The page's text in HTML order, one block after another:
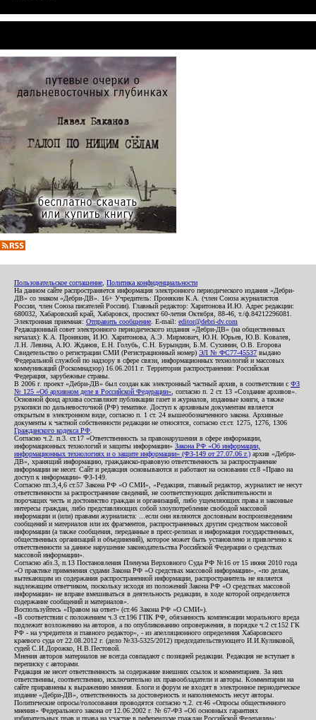
Пользовательское соглашение Политика конфиденциальности
На данном сайте распространяется информация электронного периодического издания «Дебри-
ДВ» со знаком «Дебри-ДВ». 16+ Учредитель: Пронякин К.А. (член Союза журналистов
России, член Союза писателей России). Главный редактор: Харитонова И.Ю. Адрес редакции:
680032, Хабаровский край, Хабаровск, проспект 60-летия Октября, 88-46, т./ф.84212296081.
Электронная приемная: Отправить сообщение . E-mail: editor@debri-dv.com
Редакционный совет электронного периодического издания «Дебри-ДВ» (на общественных
началах): К.А. Пронякин, И.Ю. Харитонова, А.Э. Мирмович, Ю.Н. Юрьев, Ю.В. Ковалев,
Л.Н. Левина, А.Ю. Жданов, Е.Н. Голубь, С.Н. Бурындин, Б.М. Сухинин, О.В. Егорова
Свидетельство о регистрации СМИ (Регистрационный номер) ЭЛ № ФС77-45537 выдано
Федеральной службой по надзору в сфере связи, информационных технологий и массовых
коммуникаций (Роскомнадзор) 16.06.2011 г. Территория распространения: Российская
Федерация, зарубежные страны.
В 2006 г. проект «Дебри-ДВ» был создан как электронный частный архив, в соответствии с ФЗ
№ 125 «Об архивном деле в Российской Федерации» , согласно п. 2 ст. 13 «Создание архивов».
Основной фонд архива составляют публикации газет и журналов, изданные книги, а также
рукописи по дальневосточной (РФ) тематике. Доступ к архивным документам является
открытым в электронном виде, согласно п. 1 ст. 24 вышеобозначенного закона. Архивные
документы к частной собственности редакции не относятся, согласно ст.ст. 1275, 1276, 1306
Гражданского кодекса РФ
Согласно ч.2. п.3. ст.17 «Ответственность за правонарушения в сфере информации,
информационных технологий и защиты информации» Закона РФ «Об информации,
информационных технологиях и о защите информации» (ФЗ-149 от 27.07.06 г.) архив «Дебри-
ДВ», хранящий информацию, гражданско-правовую ответственность за распространение
информации не несет. Сайт и редакция основываются и работают на основании ст.8 «Право на
доступ к информации» ФЗ-149.
Согласно пп.3,4,6 ст.57 Закона РФ «О СМИ», «Редакция, главный редактор, журналист не несут
ответственности за распространение сведений, не соответствующих действительности и
порочащих честь и достоинство граждан и организаций, либо ущемляющих права и законные
интересы граждан, либо представляющих собой злоупотребление свободой массовой
информации и (или) правами журналиста: ...если они являются дословным воспроизведением
сообщений и материалов или их фрагментов, распространенных другим средством массовой
информации (а также сообщения, переданные в пресс-релизах и информация государственных,
общественных организаций и объединений), которое может быть установлено и привлечено к
ответственности за данное нарушение законодательства Российской Федерации о средствах
массовой информации».
Согласно абз.3, п.13 Постановления Пленума Верховного Суда РФ №16 от 15 июня 2010 года
«О практике применения судами Закона РФ «О средствах массовой информации», «по делам,
вытекающим из содержания распространенной информации, распространитель не является
надлежащим ответчиком, поскольку исходя из положений Закона РФ «О средствах массовой
информации» не вправе вмешиваться в деятельность редакции, в ходе которой определяется
содержание сообщений и материалов».
Воспользуйтесь «Правом на ответ» (ст.46 Закона РФ «О СМИ»).
«В соответствии с положением ч.3 ст.196 ГПК РФ, обязанность компенсации морального вреда
подлежит возложению на авторов, а по опубликованию опровержения, в порядке ч.2 ст.152 ГК
РФ - на учредителя и главного редактор», - из апелляционного определения Хабаровского
краевого суда от 22.08.2012 г. (дело №33-5325/2012) председательствующего И.И.Куликовой,
судей С.И.Дорожко, Н.В.Пестовой.
Мнения авторов материалов не всегда совпадают с позицией редакции. Редакция не вступает в
переписку с авторами.
Редакция не несет ответственность за содержание внешних ссылок и комментариев. За них
ответственны, соответственно, исключительно их правообладатели и авторы. Комментарии на
сайте приравнены к выражению мнения. Блоги и форум не входят в электронное периодическое
издание «Дебри-ДВ», ответственность за достоверность и наполняемость несут авторы.
Политические опросы/голосования проводятся согласно ч.2. ст.46 «Опросы общественного
мнения» Федерального закона от 12.06.2002 г. № 67-ФЗ «Об основных гарантиях
избирательных прав и права на участие в референдуме граждан Российской Федерации»;